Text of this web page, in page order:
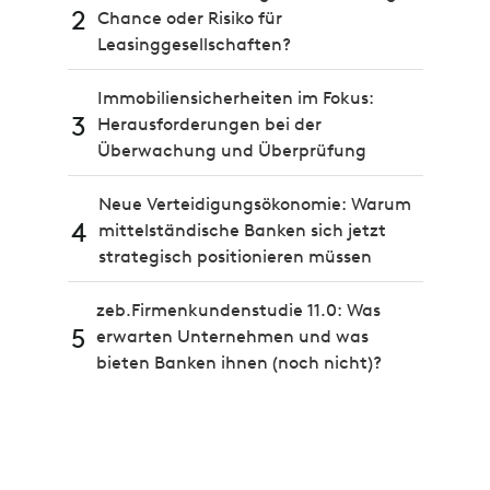
2 Chance oder Risiko für
Leasinggesellschaften?
3
Immobiliensicherheiten im Fokus:
Herausforderungen bei der
Überwachung und Überprüfung
4
Neue Verteidigungsökonomie: Warum
mittelständische Banken sich jetzt
strategisch positionieren müssen
5
zeb.Firmenkundenstudie 11.0: Was
erwarten Unternehmen und was
bieten Banken ihnen (noch nicht)?